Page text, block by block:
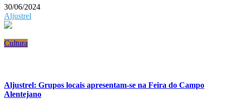
30/06/2024
Aljustrel
Cultura
Aljustrel: Grupos locais apresentam-se na Feira do Campo
Alentejano